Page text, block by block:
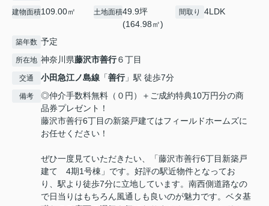
建物面積109.00㎡ 土地面積49.9坪
(164.98㎡)
間取り 4LDK
築年数 予定
所在地 神奈川県藤沢市善行６丁目
交通 小田急江ノ島線 「善行」駅 徒歩7分
備考
◎仲介手数料無料（０円）＋ご成約特典10万円分の商
品券プレゼント！
藤沢市善行6丁目の新築戸建てはフィールドホームズに
お任せください！
ぜひ一度見ていただきたい、「藤沢市善行6丁目新築戸
建て 4期1号棟」です。好評の駅近物件となってお
り、駅より徒歩7分に立地しています。南西側道路なの
で日当りはもちろん風通しも良いのが魅力です。ベタ基